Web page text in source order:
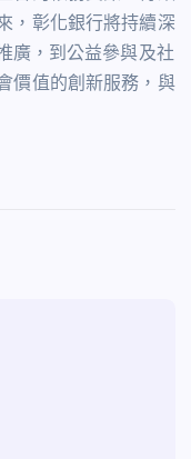
，彰化銀行將持續深
廣，到公益參與及社
價值的創新服務，與